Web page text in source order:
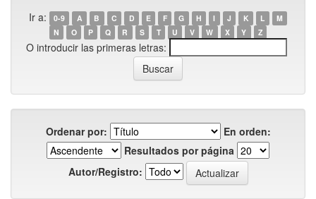
Ir a: 0-9 A B C D E F G H I J K L
M
N
O P Q R S T U V W X Y Z
O introducir las primeras letras:
Ordenar por:
En orden:
Resultados por página
Autor/Registro: